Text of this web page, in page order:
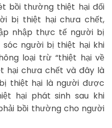
bồi thường thiệt hại đối
bị thiệt hại chưa chết,
nhập thực tế người bị
người bị thiệt hại khi
loại trừ “thiệt hại về
hại chưa chết và đây là
thiệt hại là người được
hại phát sinh sau khi
bồi thường cho người